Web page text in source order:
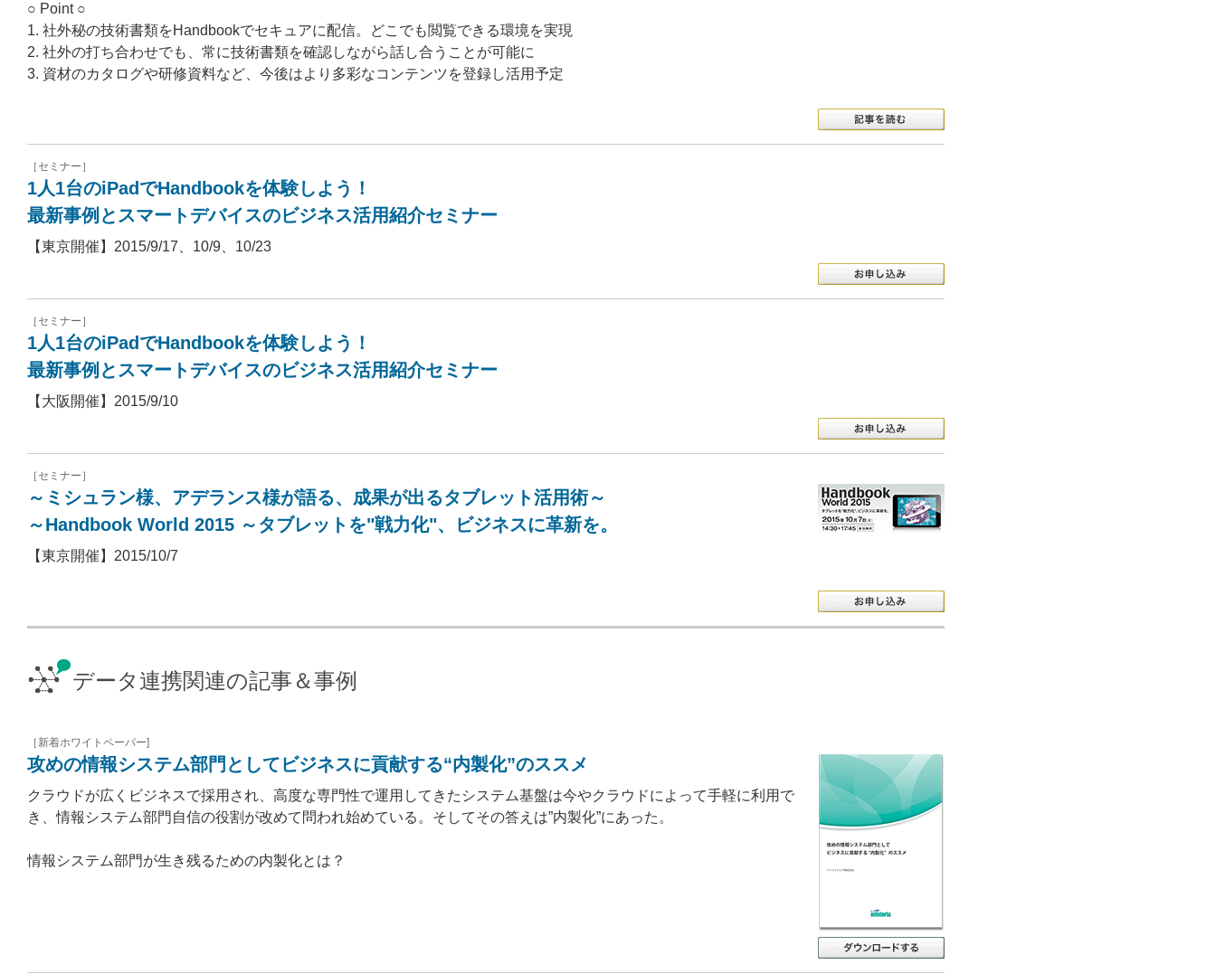
○ Point ○
1. 社外秘の技術書類をHandbookでセキュアに配信。どこでも閲覧できる環境を実現
2. 社外の打ち合わせでも、常に技術書類を確認しながら話し合うことが可能に
3. 資材のカタログや研修資料など、今後はより多彩なコンテンツを登録し活用予定
［セミナー］
1人1台のiPadでHandbookを体験しよう！
最新事例とスマートデバイスのビジネス活用紹介セミナー
【東京開催】2015/9/17、10/9、10/23
［セミナー］
1人1台のiPadでHandbookを体験しよう！
最新事例とスマートデバイスのビジネス活用紹介セミナー
【大阪開催】2015/9/10
［セミナー］
～ミシュラン様、アデランス様が語る、成果が出るタブレット活用術～
～Handbook World 2015 ～タブレットを"戦力化"、ビジネスに革新を。
【東京開催】2015/10/7
データ連携関連の記事＆事例
［新着ホワイトペーパー]
攻めの情報システム部門としてビジネスに貢献する“内製化”のススメ
クラウドが広くビジネスで採用され、高度な専門性で運用してきたシステム基盤は今やクラウドによって手軽に利用で
き、情報システム部門自信の役割が改めて問われ始めている。そしてその答えは”内製化”にあった。
情報システム部門が生き残るための内製化とは？